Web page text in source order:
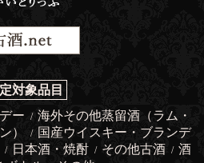
対象品目
ー / 海外その他蒸留酒（ラム・
）
/ 国産ウイスキー・ブランデ
/ 日本酒・焼酎 / その他古酒 / 酒